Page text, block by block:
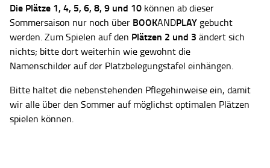
Die Plätze 1, 4, 5, 6, 8, 9 und 10 können ab dieser
Sommersaison nur noch über BOOKANDPLAY gebucht
werden. Zum Spielen auf den Plätzen 2 und 3 ändert sich
nichts; bitte dort weiterhin wie gewohnt die
Namenschilder auf der Platzbelegungstafel einhängen.
Bitte haltet die nebenstehenden Pflegehinweise ein, damit
wir alle über den Sommer auf möglichst optimalen Plätzen
spielen können.